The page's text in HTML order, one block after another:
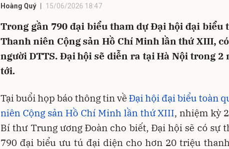
Hoàng Quý 15/06/2026 18:47
Trong gần 790 đại biểu tham dự Đại hội đại biểu
Thanh niên Cộng sản Hồ Chí Minh lần thứ XIII,
người DTTS. Đại hội sẽ diễn ra tại Hà Nội trong 2
tới.
Tại buổi họp báo thông tin vềĐại hội đại biểu toàn
niên Cộng sản Hồ Chí Minh lần thứ XIII, nhiệm kỳ
Bí thư Trung ương Đoàn cho biết, Đại hội sẽ có sự
790 đại biểu ưu tú đại diện cho hơn 20 triệu